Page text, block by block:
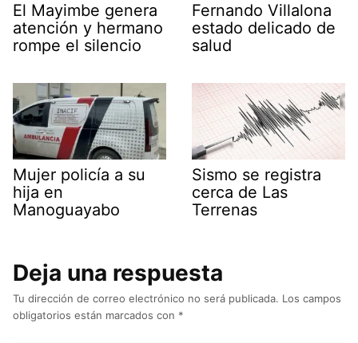
El Mayimbe genera
atención y hermano
rompe el silencio
Fernando Villalona
estado delicado de
salud
Mujer policía a su
hija en
Manoguayabo
Sismo se registra
cerca de Las
Terrenas
Deja una respuesta
Tu dirección de correo electrónico no será publicada. Los campos
obligatorios están marcados con *